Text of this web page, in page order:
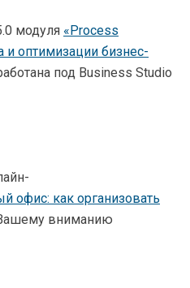
модуля «Process
и оптимизации бизнес-
под Business Studio
офис: как организовать
вниманию